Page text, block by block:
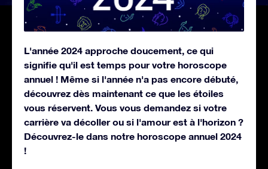
L'année 2024 approche doucement, ce qui
signifie qu'il est temps pour votre horoscope
annuel ! Même si l'année n'a pas encore débuté,
découvrez dès maintenant ce que les étoiles
vous réservent. Vous vous demandez si votre
carrière va décoller ou si l'amour est à l'horizon ?
Découvrez-le dans notre horoscope annuel 2024
!